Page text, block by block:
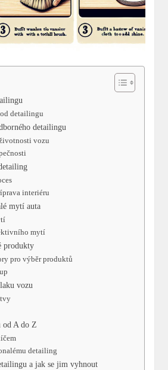
detailingu
detailingu
vozu
interiéru
mytí auta
mytí
produkty
‌pro výběr ‍produktů
vozu
od A do Z
detailing
a jak se jim vyhnout